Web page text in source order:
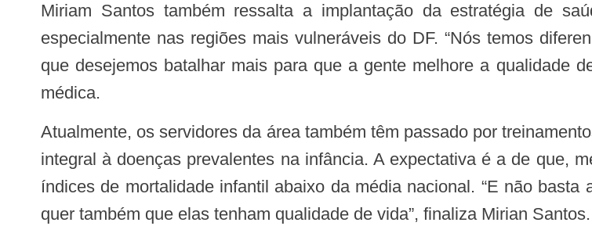
Miriam Santos também ressalta a implantação da estratégia de saúde de família, que facilita o acesso ao atendimento,
especialmente nas regiões mais vulneráveis do DF. “Nós temos
que desejemos batalhar mais para que a gente melhore a qualidade
médica.
Atualmente, os servidores da área também têm passado por treinamentos específicos da chamada Estratégia AIDPI, de atenção
integral à doenças prevalentes na infância. A expectativa é a de que,
índices de mortalidade infantil abaixo da média nacional. “E não
quer também que elas tenham qualidade de vida”, finaliza Mirian Santos.